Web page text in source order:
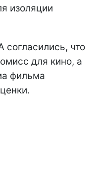
изоляции
согласились, что
для кино, а
фильма